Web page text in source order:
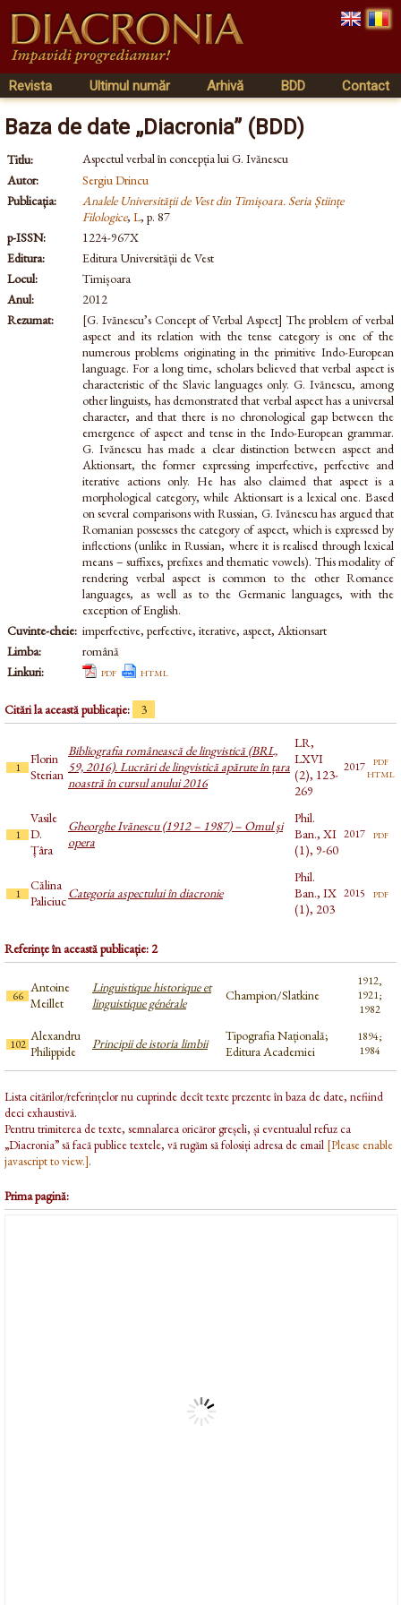
Revista Ultimul număr Arhivă BDD Contact
Baza de date „Diacronia” (BDD)
Titlu:
Aspectul verbal în concepția lui G. Ivănescu
Autor:
Sergiu Drincu
Publicația:
Analele Universității de Vest din Timișoara. Seria Științe
Filologice, L, p. 87
p-ISSN:
1224-967X
Editura:
Editura Universității de Vest
Locul:
Timișoara
Anul:
2012
Rezumat:
[G. Ivănescu’s Concept of Verbal Aspect] The problem of verbal
aspect and its relation with the tense category is one of the
numerous problems originating in the primitive Indo-European
language. For a long time, scholars believed that verbal aspect is
characteristic of the Slavic languages only. G. Ivănescu, among
other linguists, has demonstrated that verbal aspect has a universal
character, and that there is no chronological gap between the
emergence of aspect and tense in the Indo-European grammar.
G. Ivănescu has made a clear distinction between aspect and
Aktionsart, the former expressing imperfective, perfective and
iterative actions only. He has also claimed that aspect is a
morphological category, while Aktionsart is a lexical one. Based
on several comparisons with Russian, G. Ivănescu has argued that
Romanian possesses the category of aspect, which is expressed by
inflections (unlike in Russian, where it is realised through lexical
means – suffixes, prefixes and thematic vowels). This modality of
rendering verbal aspect is common to the other Romance
languages, as well as to the Germanic languages, with the
exception of English.
Cuvinte-cheie: imperfective, perfective, iterative, aspect, Aktionsart
Limba:
română
Linkuri:
pdf html
Citări la această publicație: 3
1
Florin
Sterian
Bibliografia românească de lingvistică (BRL,
59, 2016). Lucrări de lingvistică apărute în țara
noastră în cursul anului 2016
LR,
LXVI
(2), 123-
269
2017 pdf
html
1
Vasile
D.
Țâra
Gheorghe Ivănescu (1912 – 1987) – Omul şi
opera
Phil.
Ban., XI
(1), 9-60
2017 pdf
1
Călina
PaliciucCategoria aspectului în diacronie
Phil.
Ban., IX
(1), 203
2015 pdf
Referințe în această publicație: 2
66
Antoine
Meillet
Linguistique historique et
linguistique générale
Champion/Slatkine
1912,
1921;
1982
102
Alexandru
Philippide
Principii de istoria limbii
Tipografia Națională;
Editura Academiei
1894;
1984
Lista citărilor/referințelor nu cuprinde decît texte prezente în baza de date, nefiind
deci exhaustivă.
Pentru trimiterea de texte, semnalarea oricăror greșeli, și eventualul refuz ca
„Diacronia” să facă publice textele, vă rugăm să folosiți adresa de email [Please enable
javascript to view.].
Prima pagină: